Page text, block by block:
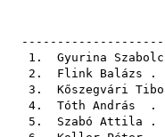
1. Gyurina
2. Flink Balázs .
3. Kőszegvári
4. Tóth András .
5. Szabó Attila .